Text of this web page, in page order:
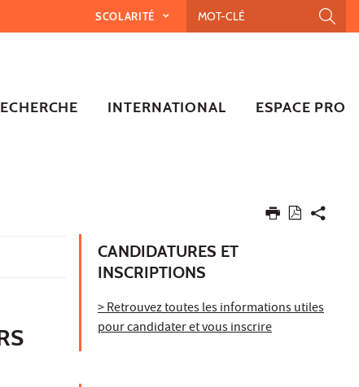
SCOLARITÉ
INTERNATIONAL ESPACE PRO
CANDIDATURES ET
INSCRIPTIONS
> Retrouvez toutes les informations utiles
pour candidater et vous inscrire